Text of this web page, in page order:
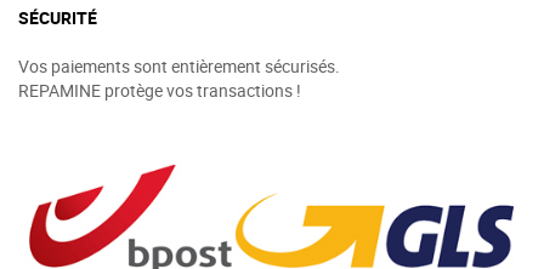
SÉCURITÉ
Vos paiements sont entièrement sécurisés.
REPAMINE protège vos transactions !